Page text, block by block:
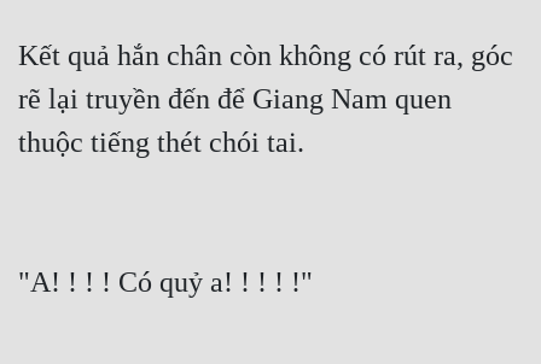
Kết quả hắn chân còn không có rút ra, góc
rẽ lại truyền đến để Giang Nam quen
thuộc tiếng thét chói tai.
"A! ! ! ! Có quỷ a! ! ! ! !"